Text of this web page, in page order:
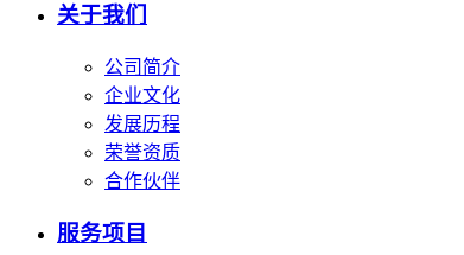
关于我们
公司简介
企业文化
发展历程
荣誉资质
合作伙伴
服务项目